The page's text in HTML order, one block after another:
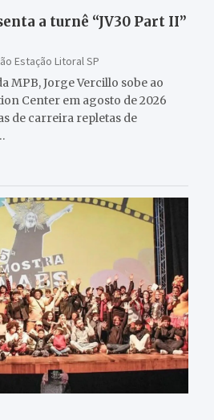
a turnê “JV30 Part II”
Estação Litoral SP
MPB, Jorge Vercillo sobe ao
Center em agosto de 2026
de carreira repletas de